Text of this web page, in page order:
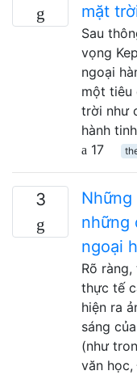
mặt
Sau
vọng
ngoại
một tiêu
trời như
hành
17
3
những
ngoại
Rõ
thực tế
hiện ra
sáng
(như
văn